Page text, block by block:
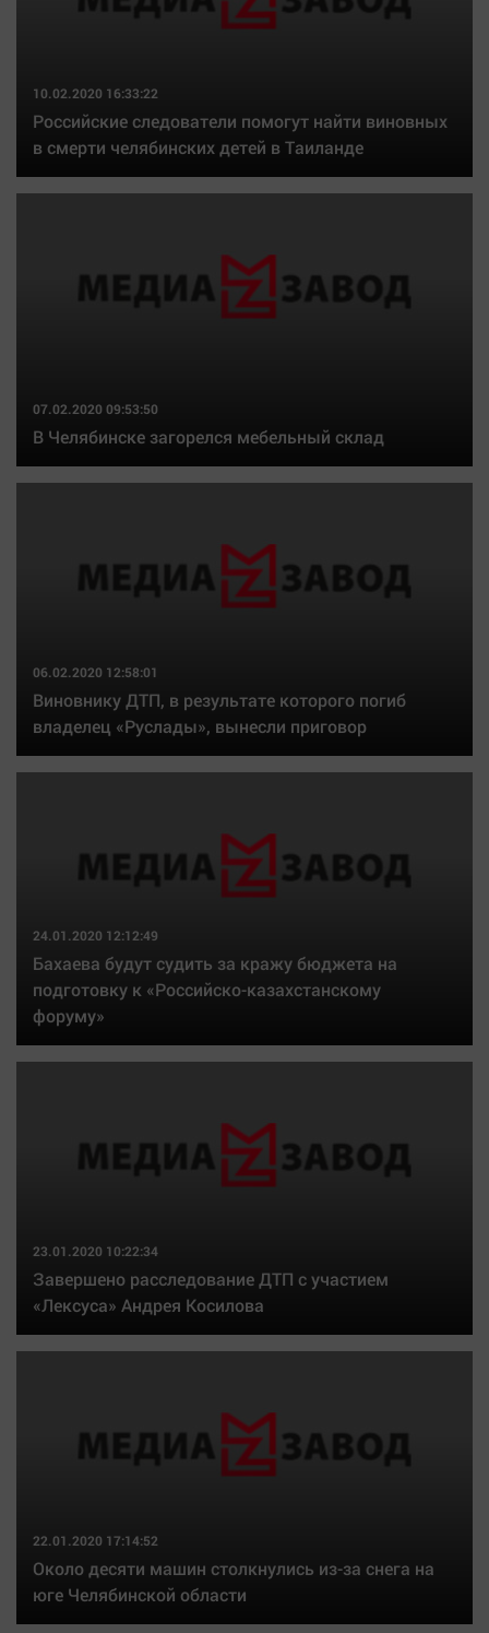
10.02.2020 16:33:22
Российские следователи помогут найти виновных
в смерти челябинских детей в Таиланде
07.02.2020 09:53:50
В Челябинске загорелся мебельный склад
06.02.2020 12:58:01
Виновнику ДТП, в результате которого погиб
владелец «Руслады», вынесли приговор
24.01.2020 12:12:49
Бахаева будут судить за кражу бюджета на
подготовку к «Российско-казахстанскому
форуму»
23.01.2020 10:22:34
Завершено расследование ДТП с участием
«Лексуса» Андрея Косилова
22.01.2020 17:14:52
Около десяти машин столкнулись из-за снега на
юге Челябинской области